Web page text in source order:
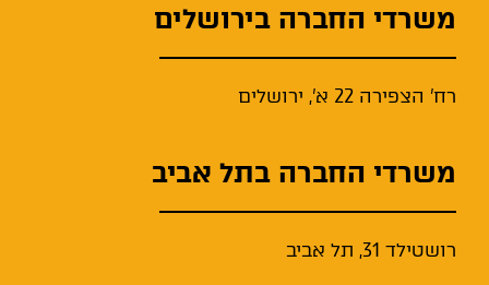
משרדי החברה בירושלים
רח' הצפירה 22 א', ירושלים
משרדי החברה בתל אביב
רושטילד 31, תל אביב